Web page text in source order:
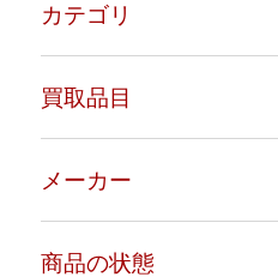
カテゴリ
買取品目
メーカー
商品の状態